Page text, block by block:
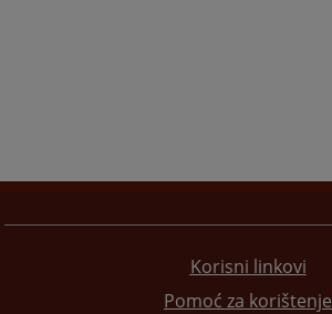
Korisni linkovi
Pomoć za korištenje